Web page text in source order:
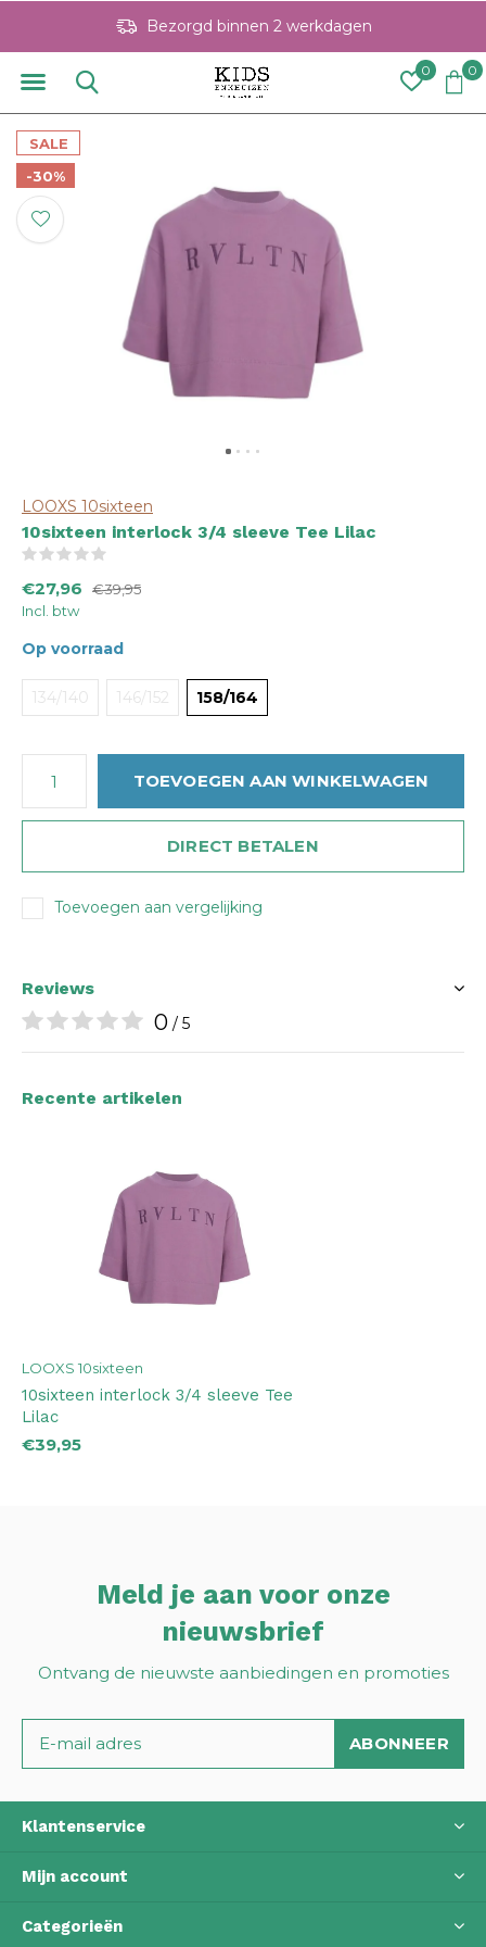
0 0
Bezorgd binnen 2 werkdagen
SALE
-30%
LOOXS 10sixteen
10sixteen interlock 3/4 sleeve Tee Lilac
€27,96
€39,95
Incl. btw
Op voorraad
134/140 146/152 158/164
TOEVOEGEN AAN WINKELWAGEN
DIRECT BETALEN
Toevoegen aan vergelijking
Reviews
0 / 5
Recente artikelen
LOOXS 10sixteen
10sixteen interlock 3/4 sleeve Tee
Lilac
€39,95
Meld je aan voor onze
nieuwsbrief
Ontvang de nieuwste aanbiedingen en promoties
ABONNEER
Klantenservice
Mijn account
Categorieën